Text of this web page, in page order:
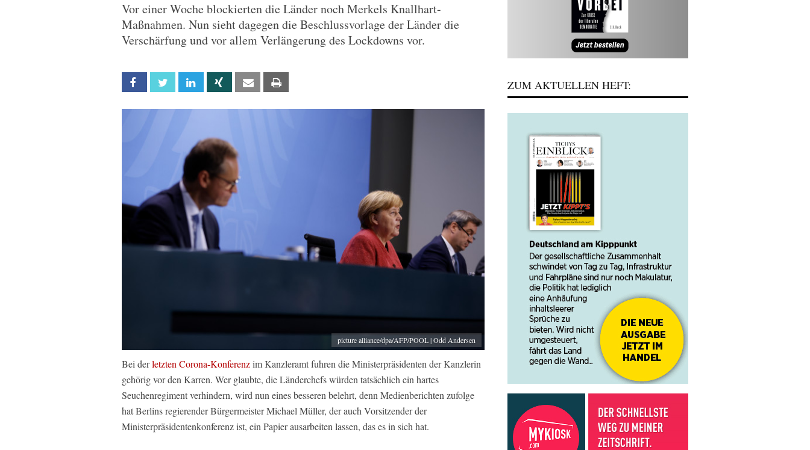
Vor einer Woche blockierten die Länder noch Merkels Knallhart-
Maßnahmen. Nun sieht dagegen die Beschlussvorlage der Länder die
Verschärfung und vor allem Verlängerung des Lockdowns vor.
Facebook Twitter Linkedin Xing Email
picture alliance/dpa/AFP/POOL | Odd Andersen
Bei derletzten Corona-Konferenzim Kanzleramt fuhren die Ministerpräsidenten der Kanzlerin
gehörig vor den Karren. Wer glaubte, die Länderchefs würden tatsächlich ein hartes
Seuchenregiment verhindern, wird nun eines besseren belehrt, denn Medienberichten zufolge
hat Berlins regierender Bürgermeister Michael Müller, der auch Vorsitzender der
Ministerpräsidentenkonferenz ist, ein Papier ausarbeiten lassen, das es in sich hat.
ZUM AKTUELLEN HEFT: